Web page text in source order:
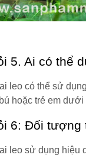
5. Ai có thể
leo có thể sử
hoặc trẻ em dưới
6: Đối tượng
leo sử dụng hiệu